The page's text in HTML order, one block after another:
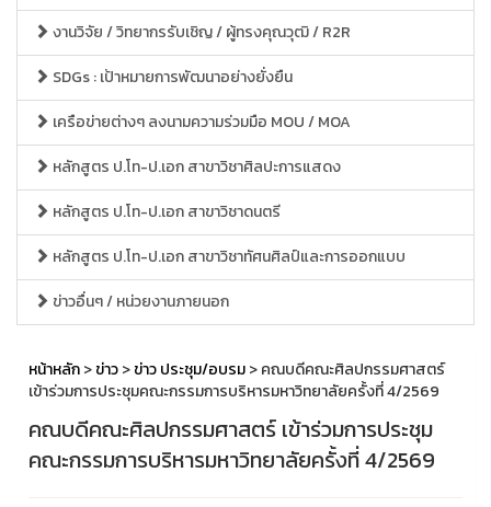
งานวิจัย / วิทยากรรับเชิญ / ผู้ทรงคุณวุฒิ / R2R
SDGs : เป้าหมายการพัฒนาอย่างยั่งยืน
เครือข่ายต่างๆ ลงนามความร่วมมือ MOU / MOA
หลักสูตร ป.โท-ป.เอก สาขาวิชาศิลปะการแสดง
หลักสูตร ป.โท-ป.เอก สาขาวิชาดนตรี
หลักสูตร ป.โท-ป.เอก สาขาวิชาทัศนศิลป์และการออกแบบ
ข่าวอื่นๆ / หน่วยงานภายนอก
หน้าหลัก>ข่าว>ข่าว ประชุม/อบรม> คณบดีคณะศิลปกรรมศาสตร์
เข้าร่วมการประชุมคณะกรรมการบริหารมหาวิทยาลัยครั้งที่ 4/2569
คณบดีคณะศิลปกรรมศาสตร์ เข้าร่วมการประชุม
คณะกรรมการบริหารมหาวิทยาลัยครั้งที่ 4/2569